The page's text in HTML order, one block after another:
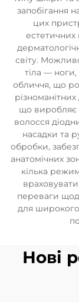
запобігання
цих
естетичних
світу.
тіла — ноги,
обличчя, що
що виробляє
волосся
насадки та
обробки,
анатомічних
кілька
переваги
для широкого
Нові